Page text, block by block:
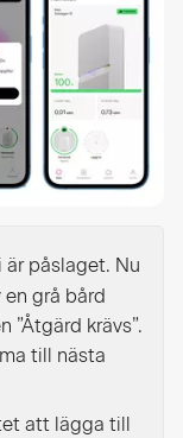
påslaget. Nu
grå bård
”Åtgärd krävs”.
till nästa
att lägga till